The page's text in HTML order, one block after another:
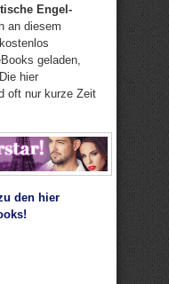
Engel-
an diesem
geladen,
hier
oft nur kurze Zeit
den hier